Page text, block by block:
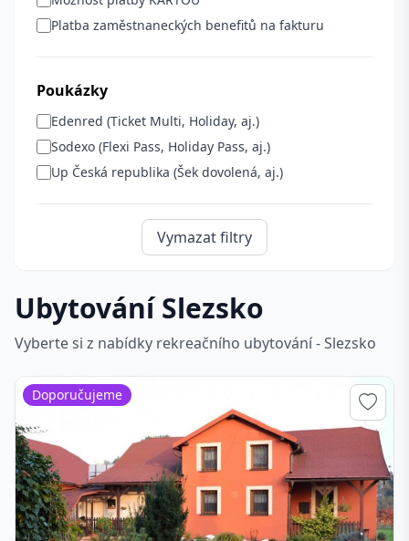
Platba zaměstnaneckých benefitů na fakturu
Poukázky
Edenred (Ticket Multi, Holiday, aj.)
Sodexo (Flexi Pass, Holiday Pass, aj.)
Up Česká republika (Šek dovolená, aj.)
Vymazat filtry
Ubytování Slezsko
Vyberte si z nabídky rekreačního ubytování - Slezsko
Doporučujeme